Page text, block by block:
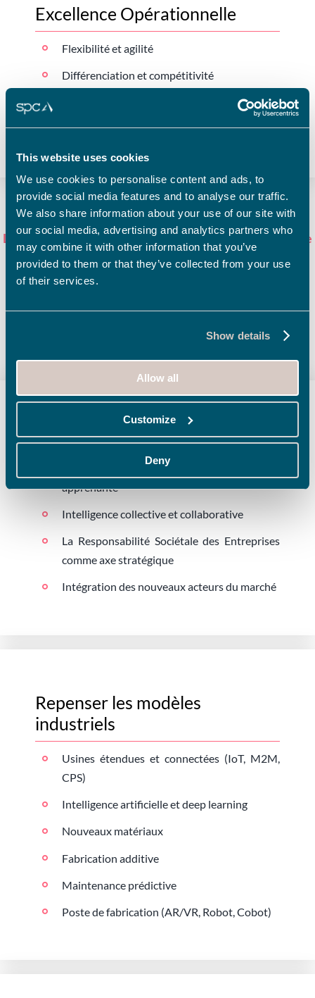
This website uses cookies
We use cookies to personalise content and ads, to
provide social media features and to analyse our traffic.
We also share information about your use of our site with
our social media, advertising and analytics partners who
may combine it with other information that you’ve
provided to them or that they’ve collected from your use
of their services.
Show details
Allow all
Customize
Deny
Excellence Opérationnelle
Flexibilité et agilité
Différenciation et compétitivité
Maîtrise de la donnée
La stratégie pour soutenir la transformation et répondre
aux principaux enjeux repose sur trois points majeurs
pour lesquels les consultants et les experts du groupe
Adapter les organisations
Collaborateurs au centre de l’entreprise
apprenante
Intelligence collective et collaborative
La Responsabilité Sociétale des Entreprises
comme axe stratégique
Intégration des nouveaux acteurs du marché
Repenser les modèles
industriels
Usines étendues et connectées (IoT, M2M,
CPS)
Intelligence artificielle et deep learning
Nouveaux matériaux
Fabrication additive
Maintenance prédictive
Poste de fabrication (AR/VR, Robot, Cobot)